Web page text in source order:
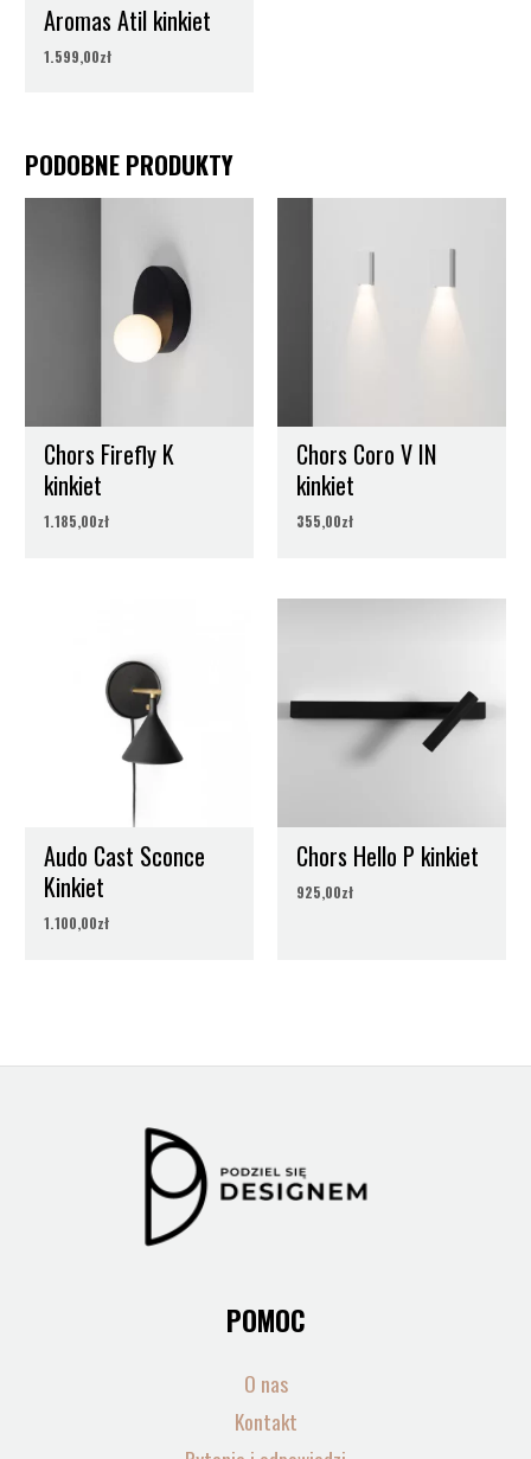
Aromas Atil kinkiet
1.599,00zł
PODOBNE PRODUKTY
Chors Firefly K
kinkiet
1.185,00zł
Chors Coro V IN
kinkiet
355,00zł
Audo Cast Sconce
Kinkiet
1.100,00zł
Chors Hello P kinkiet
925,00zł
POMOC
O nas
Kontakt